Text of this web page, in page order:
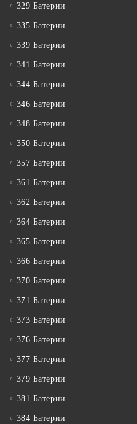
329 Батерии
335 Батерии
339 Батерии
341 Батерии
344 Батерии
346 Батерии
348 Батерии
350 Батерии
357 Батерии
361 Батерии
362 Батерии
364 Батерии
365 Батерии
366 Батерии
370 Батерии
371 Батерии
373 Батерии
376 Батерии
377 Батерии
379 Батерии
381 Батерии
384 Батерии